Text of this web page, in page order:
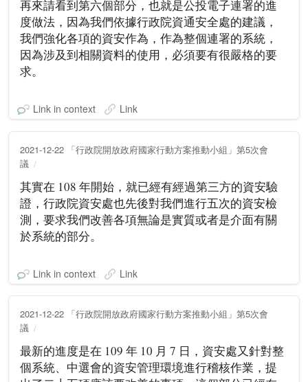
再來請看到第六個部分，也就是公投電子連署的進
度做法，因為我們依據行政院資通安全處的建議，
我們強化各項的資安作為，作為整個連署的系統，
因為涉及到相關資料的使用，必須要有很嚴格的要
求。
Link in context Link
2021-12-22 「行政院開放政府國家行動方案推動小組」第5次會
議
其實在 108 年開始，就已經有經過第三方的資安驗
證，行政院資安處也先後對我們進行五次的資安檢
測，要求我們改善各項無論是實質或者是介面有關
於系統的部分。
Link in context Link
2021-12-22 「行政院開放政府國家行動方案推動小組」第5次會
議
最新的進度是在 109 年 10 月 7 日，資安處又針對整
個系統、中選會的資安管理環境進行稽核作業，提